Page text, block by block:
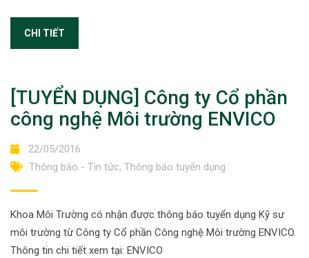
CHI TIẾT
[TUYỂN DỤNG] Công ty Cổ phần
công nghệ Môi trường ENVICO
22/05/2016
Thông báo - Tin tức, Thông báo tuyển dụng
Khoa Môi Trường có nhận được thông báo tuyển dụng Kỹ sư
môi trường từ Công ty Cổ phần Công nghệ Môi trường ENVICO.
Thông tin chi tiết xem tại: ENVICO